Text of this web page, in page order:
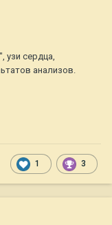
узи сердца,
анализов.
1 3